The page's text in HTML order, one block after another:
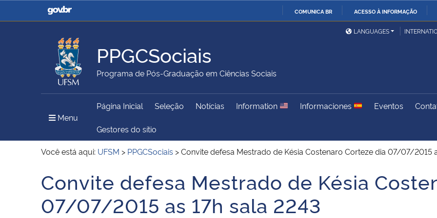
COMUNICA BR ACESSO À INFORMAÇÃO
Casa Civil
Ministério da Justiça e
Ministério da Defesa
Ministério das Relações
Exteriores
Ministério da Agricultura,
Pecuária e Abastecimento
Ministério da Educação
Ministério do Meio Ambiente Ministério do Turismo
Institucional
LANGUAGES
PPGCSociais
Programa de Pós-Graduação em Ciências Sociais
Menu
Página Inicial Seleção Notícias Information Informaciones Eventos
Gestores do sítio
Você está aqui: UFSM > PPGCSociais >Convite defesa Mestrado de Késia Costenaro Corteze dia 07/07/2015
Início do conteúdo
Convite defesa Mestrado de Késia
07/07/2015 as 17h sala 2243